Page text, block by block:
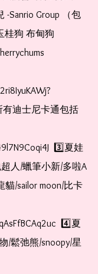
-Sanrio Group （包
桂狗 布甸狗
有迪士尼卡通包括
3️⃣夏娃
人/蠟筆小新/多啦A
貓/sailor moon/比卡
4️⃣夏
/鬆弛熊/snoopy/星